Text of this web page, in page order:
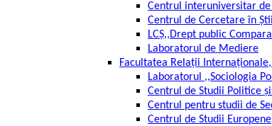
Centrul interuniversitar de
Centrul de Cercetare în
LCȘ,,Drept public
Laboratorul de Mediere
Facultatea Relații
Laboratorul ,,Sociologia
Centrul de Studii Politice
Centrul pentru studii de
Centrul de Studii Europene